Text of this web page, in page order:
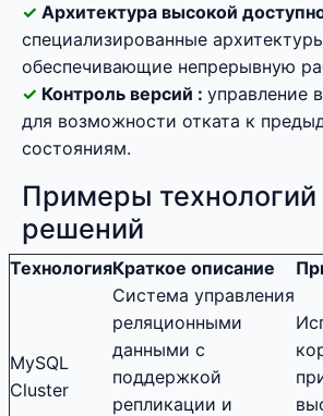
Архитектура высокой
специализированные
обеспечивающие непрерывную
Контроль версий : управление
для возможности отката к
состояниям.
Примеры технологий
решений
ТехнологияКраткое описание
MySQL
Cluster
Система управления
реляционными
данными с
поддержкой
репликации и